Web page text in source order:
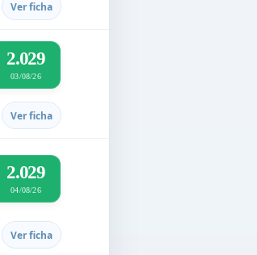
Ver ficha
2.029
03/08/26
Ver ficha
2.029
04/08/26
Ver ficha